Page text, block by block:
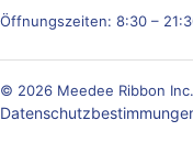
Öffnungszeiten: 8:30 –
© 2026 Meedee Ribbon